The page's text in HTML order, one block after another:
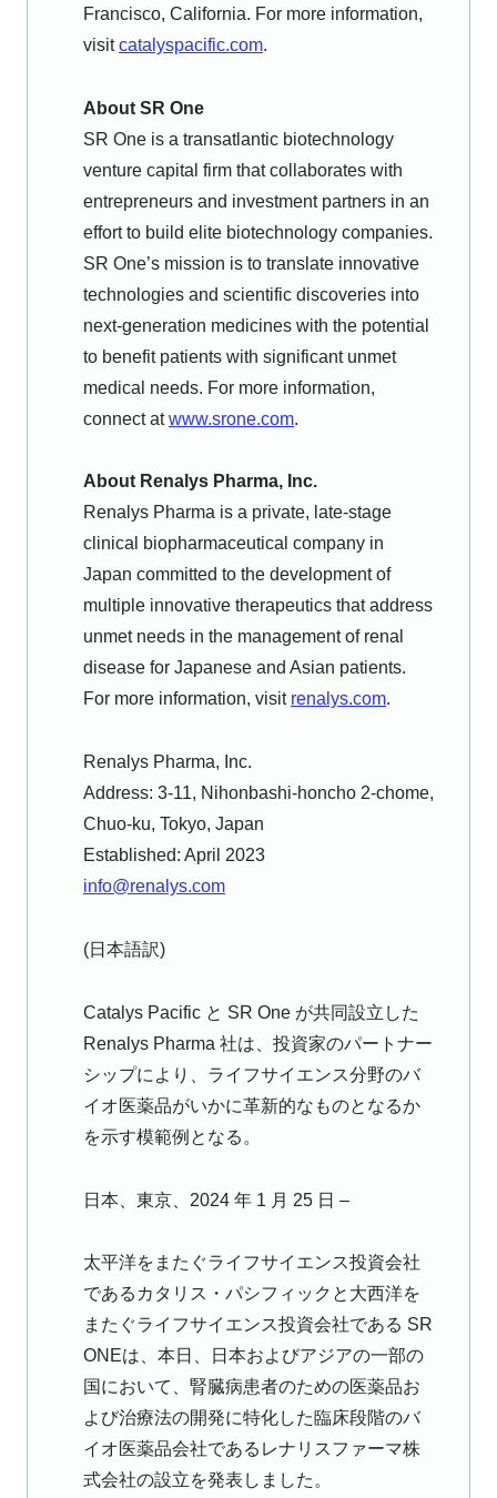
Francisco, California. For more information,
visitcatalyspacific.com.
About SR One
SR One is a transatlantic biotechnology
venture capital firm that collaborates with
entrepreneurs and investment partners in an
effort to build elite biotechnology companies.
SR One’s mission is to translate innovative
technologies and scientific discoveries into
next-generation medicines with the potential
to benefit patients with significant unmet
medical needs. For more information,
connect atwww.srone.com.
A bout Renalys Pharma, Inc.
Renalys Pharma is a private, late-stage
clinical biopharmaceutical company in
Japan committed to the development of
multiple innovative therapeutics that address
unmet needs in the management of renal
disease for Japanese and Asian patients.
For more information, visit renalys.com.
Renalys Pharma, Inc.
Address: 3-11, Nihonbashi-honcho 2-chome,
Chuo-ku, Tokyo, Japan
Established: April 2023
info@renalys.com
(日本語訳)
Catalys Pacific と SR One が共同設立した
Renalys Pharma 社は、投資家のパートナー
シップにより、ライフサイエンス分野のバ
イオ医薬品がいかに革新的なものとなるか
を示す模範例となる。
日本、東京、2024 年 1 月 25 日 –
太平洋をまたぐライフサイエンス投資会社
であるカタリス・パシフィックと大西洋を
またぐライフサイエンス投資会社である SR
ONEは、本日、日本およびアジアの一部の
国において、腎臓病患者のための医薬品お
よび治療法の開発に特化した臨床段階のバ
イオ医薬品会社であるレナリスファーマ株
式会社の設立を発表しました。